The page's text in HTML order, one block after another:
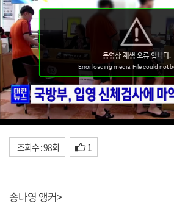
조회수 : 98회 1
송나영 앵커>